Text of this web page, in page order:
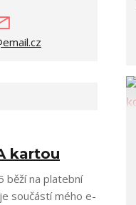
kartou
běží na platební
součástí mého e-